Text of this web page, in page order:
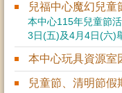
兒福中心魔幻兒童
本中心115年兒童節
3日(五)及4月4日(六)
本中心玩具資源室
兒童節、清明節假